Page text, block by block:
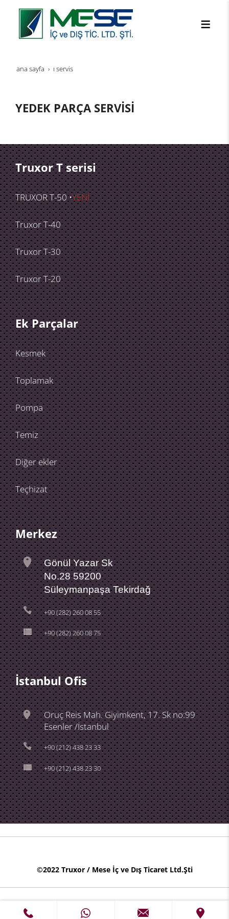
ana sayfa i servis
YEDEK PARÇA SERVİSİ
Truxor T serisi
TRUXOR T-50 •YENİ
Truxor T-40
Truxor T-30
Truxor T-20
Ek Parçalar
Kesmek
Toplamak
Pompa
Temiz
Diğer ekler
Teçhizat
Merkez
Gönül Yazar Sk
No.28 59200
Süleymanpaşa Tekirdağ
+90 (282) 260 08 55
+90 (282) 260 08 75
İstanbul Ofis
Oruç Reis Mah. Giyimkent, 17. Sk no:99
Esenler /İstanbul
+90 (212) 438 23 33
+90 (212) 438 23 30
©2022 Truxor / Mese İç ve Dış Ticaret Ltd.Şti